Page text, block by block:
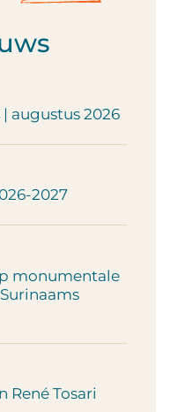
augustus 2026
2027
monumentale
René Tosari